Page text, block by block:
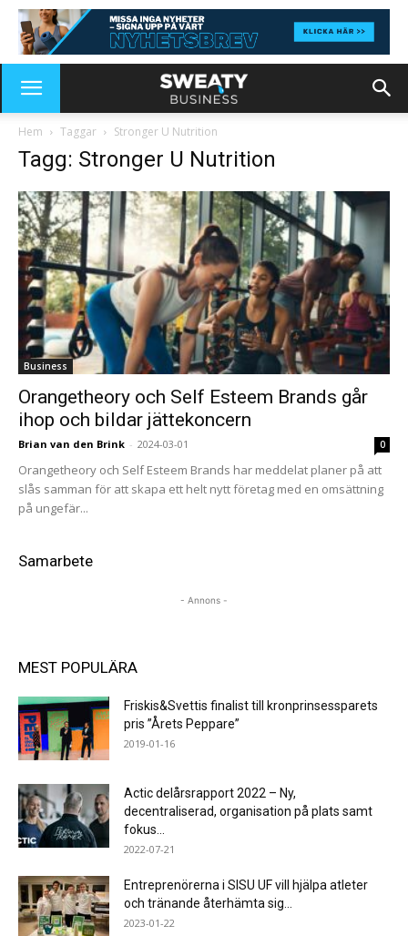
Hem Taggar Stronger U Nutrition
Tagg: Stronger U Nutrition
Business
Orangetheory och Self Esteem Brands går
ihop och bildar jättekoncern
Brian van den Brink - 2024-03-01 0
Orangetheory och Self Esteem Brands har meddelat planer på att
slås samman för att skapa ett helt nytt företag med en omsättning
på ungefär...
Samarbete
- Annons -
MEST POPULÄRA
Friskis&Svettis finalist till kronprinsessparets
pris ”Årets Peppare”
2019-01-16
Actic delårsrapport 2022 – Ny,
decentraliserad, organisation på plats samt
fokus...
2022-07-21
Entreprenörerna i SISU UF vill hjälpa atleter
och tränande återhämta sig...
2023-01-22